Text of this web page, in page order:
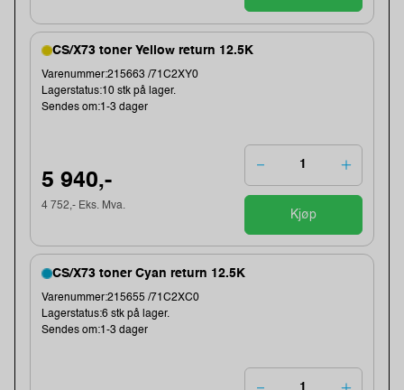
CS/X73 toner Yellow return 12.5K
Varenummer:215663 /71C2XY0
Lagerstatus:10 stk på lager.
Sendes om:1-3 dager
5 940,-
4 752,- Eks. Mva.
Kjøp
CS/X73 toner Cyan return 12.5K
Varenummer:215655 /71C2XC0
Lagerstatus:6 stk på lager.
Sendes om:1-3 dager